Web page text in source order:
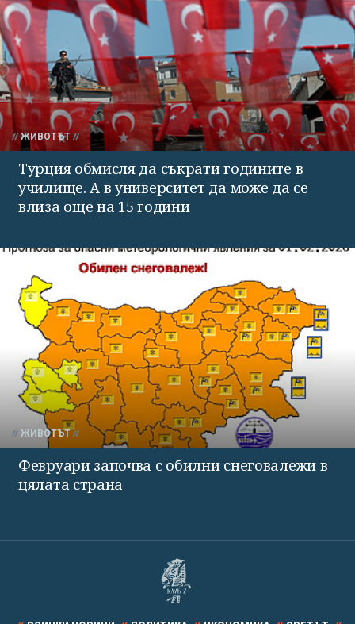
ЖИВОТЪТ
Турция обмисля да съкрати годините в
училище. А в университет да може да се
влиза още на 15 години
ЖИВОТЪТ
Февруари започва с обилни снеговалежи в
цялата страна